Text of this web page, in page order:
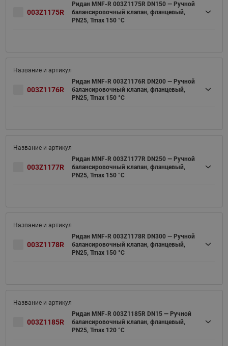
003Z1175R
Ридан MNF-R 003Z1175R DN150 — Ручной
балансировочный клапан, фланцевый,
PN25, Tmax 150 °C
003Z1176R
Ридан MNF-R 003Z1176R DN200 — Ручной
балансировочный клапан, фланцевый,
PN25, Tmax 150 °C
003Z1177R
Ридан MNF-R 003Z1177R DN250 — Ручной
балансировочный клапан, фланцевый,
PN25, Tmax 150 °C
003Z1178R
Ридан MNF-R 003Z1178R DN300 — Ручной
балансировочный клапан, фланцевый,
PN25, Tmax 150 °C
003Z1185R
Ридан MNF-R 003Z1185R DN15 — Ручной
балансировочный клапан, фланцевый,
PN25, Tmax 120 °C